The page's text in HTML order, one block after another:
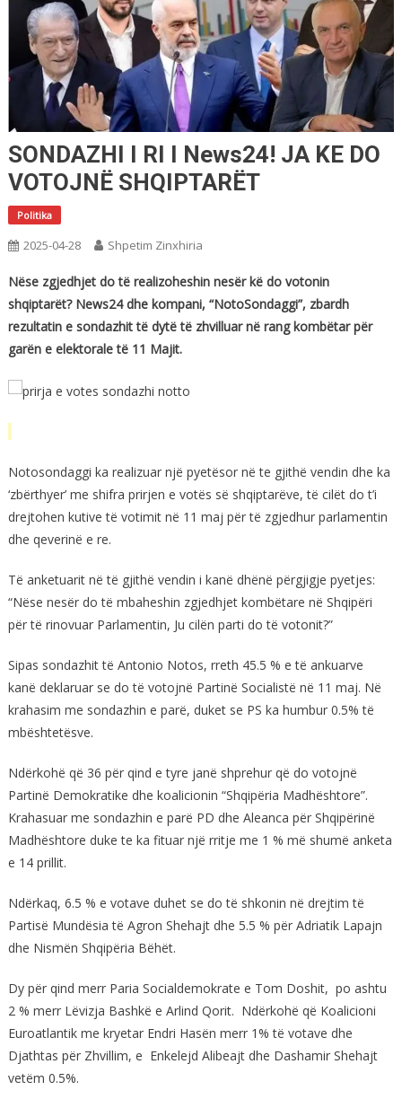
SONDAZHI I RI I News24! JA KE DO
VOTOJNË SHQIPTARËT
Politika
2025-04-28 Shpetim Zinxhiria
Nëse zgjedhjet do të realizoheshin nesër kë do votonin
shqiptarët? News24 dhe kompani, “NotoSondaggi”, zbardh
rezultatin e sondazhit të dytë të zhvilluar në rang kombëtar për
garën e elektorale të 11 Majit.
Notosondaggi ka realizuar një pyetësor në te gjithë vendin dhe ka
‘zbërthyer’ me shifra prirjen e votës së shqiptarëve, të cilët do t’i
drejtohen kutive të votimit në 11 maj për të zgjedhur parlamentin
dhe qeverinë e re.
Të anketuarit në të gjithë vendin i kanë dhënë përgjigje pyetjes:
“Nëse nesër do të mbaheshin zgjedhjet kombëtare në Shqipëri
për të rinovuar Parlamentin, Ju cilën parti do të votonit?”
Sipas sondazhit të Antonio Notos, rreth 45.5 % e të ankuarve
kanë deklaruar se do të votojnë Partinë Socialistë në 11 maj. Në
krahasim me sondazhin e parë, duket se PS ka humbur 0.5% të
mbështetësve.
Ndërkohë që 36 për qind e tyre janë shprehur që do votojnë
Partinë Demokratike dhe koalicionin “Shqipëria Madhështore”.
Krahasuar me sondazhin e parë PD dhe Aleanca për Shqipërinë
Madhështore duke te ka fituar një rritje me 1 % më shumë anketa
e 14 prillit.
Ndërkaq, 6.5 % e votave duhet se do të shkonin në drejtim të
Partisë Mundësia të Agron Shehajt dhe 5.5 % për Adriatik Lapajn
dhe Nismën Shqipëria Bëhët.
Dy për qind merr Paria Socialdemokrate e Tom Doshit, po ashtu
2 % merr Lëvizja Bashkë e Arlind Qorit. Ndërkohë që Koalicioni
Euroatlantik me kryetar Endri Hasën merr 1% të votave dhe
Djathtas për Zhvillim, e Enkelejd Alibeajt dhe Dashamir Shehajt
vetëm 0.5%.